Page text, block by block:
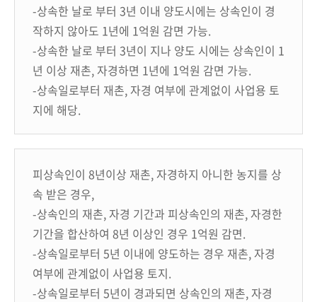
-상속한 날로 부터 3년 이내 양도시에는 상속인이 경
작하지 않아도 1년에 1억원 감면 가능.
-상속한 날로 부터 3년이 지나 양도 시에는 상속인이 1
년 이상 재촌, 자경하면 1년에 1억원 감면 가능.
-상속일로부터 재촌, 자경 여부에 관계없이 사업용 토
지에 해당.
피상속인이 8년이상 재촌, 자경하지 아니한 농지를 상
속 받은 경우,
-상속인의 재촌, 자경 기간과 피상속인의 재촌, 자경한
기간을 합산하여 8년 이상인 경우 1억원 감면.
-상속일로부터 5년 이내에 양도하는 경우 재촌, 자경
여부에 관계없이 사업용 토지.
-상속일로부터 5년이 경과되면 상속인의 재촌, 자경